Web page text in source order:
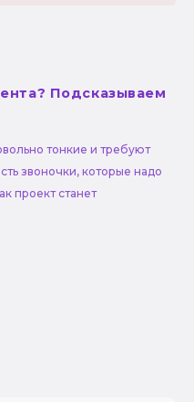
Подсказываем
тонкие и требуют
звоночки, которые надо
проект станет